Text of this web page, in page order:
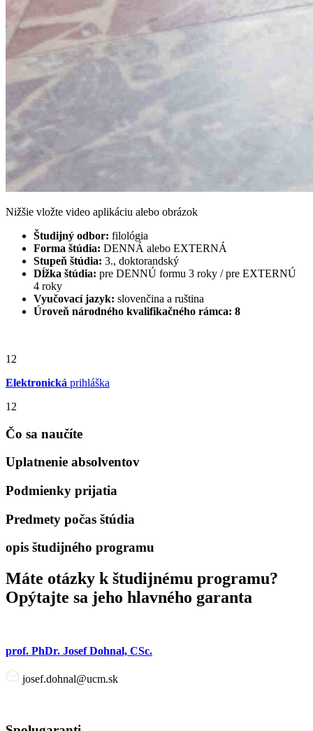
Nižšie vložte video aplikáciu alebo obrázok
Študijný odbor: filológia
Forma štúdia: DENNÁ alebo EXTERNÁ
Stupeň štúdia: 3., doktorandský
Dĺžka štúdia: pre DENNÚ formu 3 roky / pre EXTERNÚ
4 roky
Vyučovací jazyk: slovenčina a ruština
Úroveň národného kvalifikačného rámca: 8
12
Elektronická prihláška
12
Čo sa naučíte
Uplatnenie absolventov
Podmienky prijatia
Predmety počas štúdia
opis študijného programu
Máte otázky k študijnému programu?
Opýtajte sa jeho hlavného garanta
prof. PhDr. Josef Dohnal, CSc.
josef.dohnal@ucm.sk